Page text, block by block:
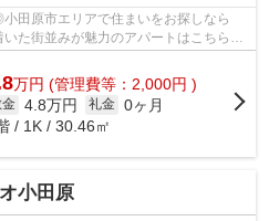
田原市エリアで住まいをお探しなら
た街並みが魅力のアパートはこちらで
類もキ...
万円 (管理費等：2,000円 )
金 4.8万円 礼金 0ヶ月
/ 1K / 30.46㎡
小田原